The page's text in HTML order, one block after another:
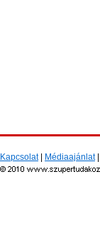
Kapcsolat| Médiaajánlat|